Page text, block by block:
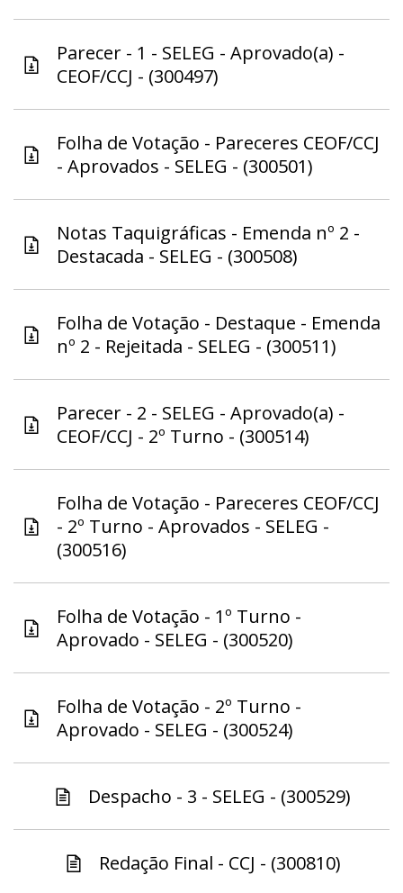
Parecer - 1 - SELEG - Aprovado(a) -
CEOF/CCJ - (300497)
Folha de Votação - Pareceres CEOF/CCJ
- Aprovados - SELEG - (300501)
Notas Taquigráficas - Emenda nº 2 -
Destacada - SELEG - (300508)
Folha de Votação - Destaque - Emenda
nº 2 - Rejeitada - SELEG - (300511)
Parecer - 2 - SELEG - Aprovado(a) -
CEOF/CCJ - 2º Turno - (300514)
Folha de Votação - Pareceres CEOF/CCJ
- 2º Turno - Aprovados - SELEG -
(300516)
Folha de Votação - 1º Turno -
Aprovado - SELEG - (300520)
Folha de Votação - 2º Turno -
Aprovado - SELEG - (300524)
Despacho - 3 - SELEG - (300529)
Redação Final - CCJ - (300810)